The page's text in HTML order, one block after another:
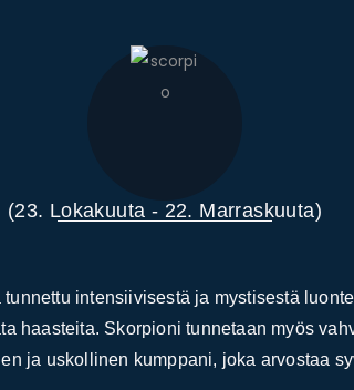
(23. Lokakuuta - 22. Marraskuuta)
intensiivisestä ja mystisestä
haasteita. Skorpioni tunnetaan myös
ja uskollinen kumppani, joka arvostaa